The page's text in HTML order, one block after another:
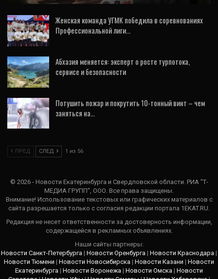
Женская команда УГМК победила в соревнованиях
Профессиональной лиги…
Абхазия меняется: эксперт о росте турпотока,
сервисе и безопасности
Потушить пожар и покрутить 10-тонный винт – чем
заняться на…
ПРЕД СЛЕД 1 из 56
© 2026 - Новости Екатеринбурга и Свердловской области. РИА "Т-
МЕДИА ГРУПП", ООО. Все права защищены.
Внимание! Использование текстовых или графических материалов с
сайта разрешается только c согласия редакции портала 1EKAT.RU.
Редакция не несет ответственности за достоверность информации,
содержащейся в рекламных объявлениях.
Наши сайты партнеры:
Новости Санкт-Петербурга | Новости Оренбурга | Новости Краснодара |
Новости Тюмени | Новости Новосибирска | Новости Казани | Новости
Екатеринбурга | Новости Воронежа | Новости Омска | Новости